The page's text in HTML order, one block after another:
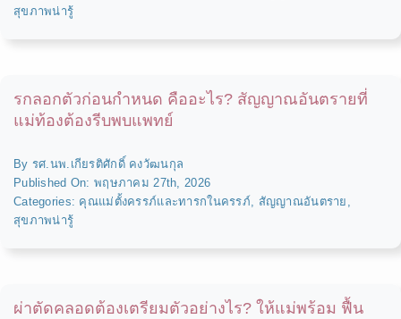
ติดต่อเรา
สุขภาพน่ารู้
รกลอกตัวก่อนกำหนด คืออะไร? สัญญาณอันตรายที่
แม่ท้องต้องรีบพบแพทย์
By รศ.นพ.เกียรติศักดิ์ คงวัฒนกุล
Published On: พฤษภาคม 27th, 2026
Categories: คุณแม่ตั้งครรภ์และทารกในครรภ์ สัญญาณอันตราย
สุขภาพน่ารู้
ผ่าตัดคลอดต้องเตรียมตัวอย่างไร? ให้แม่พร้อม ฟื้น